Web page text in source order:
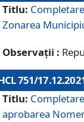
Titlu:
Zonarea
Observații :
751/
Titlu:
aprobarea